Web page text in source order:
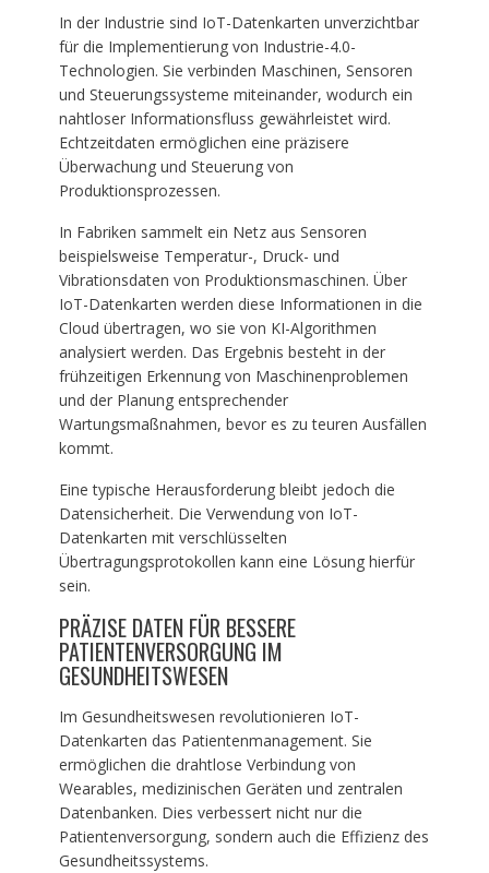
In der Industrie sind IoT-Datenkarten unverzichtbar
für die Implementierung von Industrie-4.0-
Technologien. Sie verbinden Maschinen, Sensoren
und Steuerungssysteme miteinander, wodurch ein
nahtloser Informationsfluss gewährleistet wird.
Echtzeitdaten ermöglichen eine präzisere
Überwachung und Steuerung von
Produktionsprozessen.
In Fabriken sammelt ein Netz aus Sensoren
beispielsweise Temperatur-, Druck- und
Vibrationsdaten von Produktionsmaschinen. Über
IoT-Datenkarten werden diese Informationen in die
Cloud übertragen, wo sie von KI-Algorithmen
analysiert werden. Das Ergebnis besteht in der
frühzeitigen Erkennung von Maschinenproblemen
und der Planung entsprechender
Wartungsmaßnahmen, bevor es zu teuren Ausfällen
kommt.
Eine typische Herausforderung bleibt jedoch die
Datensicherheit. Die Verwendung von IoT-
Datenkarten mit verschlüsselten
Übertragungsprotokollen kann eine Lösung hierfür
sein.
PRÄZISE DATEN FÜR BESSERE
PATIENTENVERSORGUNG IM
GESUNDHEITSWESEN
Im Gesundheitswesen revolutionieren IoT-
Datenkarten das Patientenmanagement. Sie
ermöglichen die drahtlose Verbindung von
Wearables, medizinischen Geräten und zentralen
Datenbanken. Dies verbessert nicht nur die
Patientenversorgung, sondern auch die Effizienz des
Gesundheitssystems.